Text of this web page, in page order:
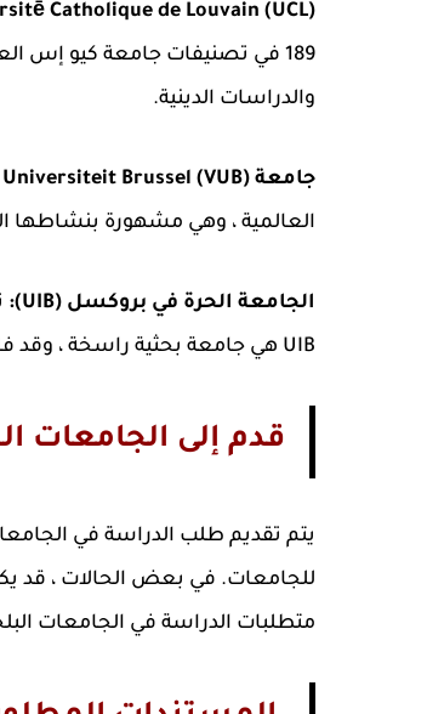
Catholique de Louvain (UCL):
189 في تصنيفات جامعة كيو إس
والدراسات الدينية.
جامعة Vrije Universiteit Brussel (VUB):
العالمية ، وهي مشهورة بنشاطها
الجامعة الحرة في بروكسل (UIB):
UIB هي جامعة بحثية راسخة ، وقد فاز العديد من خريجيها بجوائز دولية مثل جائزة نوبل وماري كوري.
قدم إلى الجامعات
يتم تقديم طلب الدراسة في
للجامعات. في بعض الحالات ، قد
متطلبات الدراسة في الجامعات